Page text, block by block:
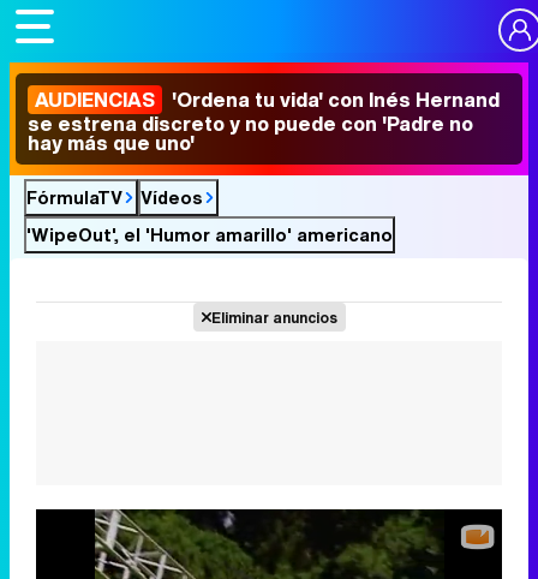
AUDIENCIAS 'Ordena tu vida' con Inés Hernand
se estrena discreto y no puede con 'Padre no
hay más que uno'
FórmulaTV
Vídeos
'WipeOut', el 'Humor amarillo' americano
Eliminar anuncios